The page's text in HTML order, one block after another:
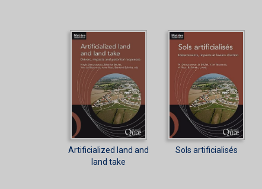
Artificialized land and
land take
Sols artificialisés